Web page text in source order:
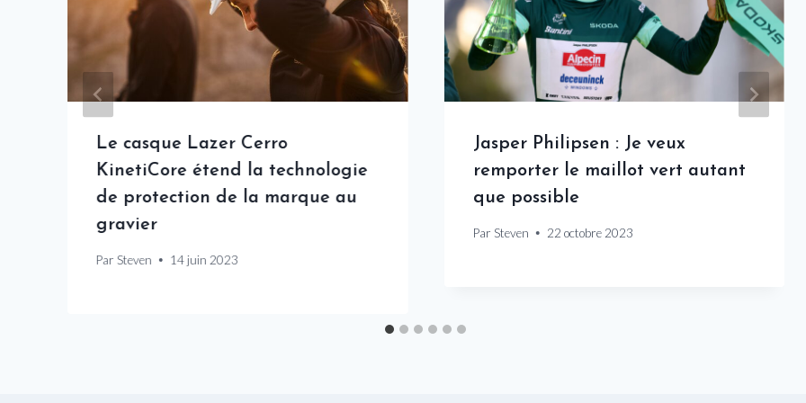
Le casque Lazer Cerro
KinetiCore étend la technologie
de protection de la marque au
gravier
Par Steven 14 juin 2023
Jasper Philipsen : Je veux
remporter le maillot vert autant
que possible
Par Steven 22 octobre 2023